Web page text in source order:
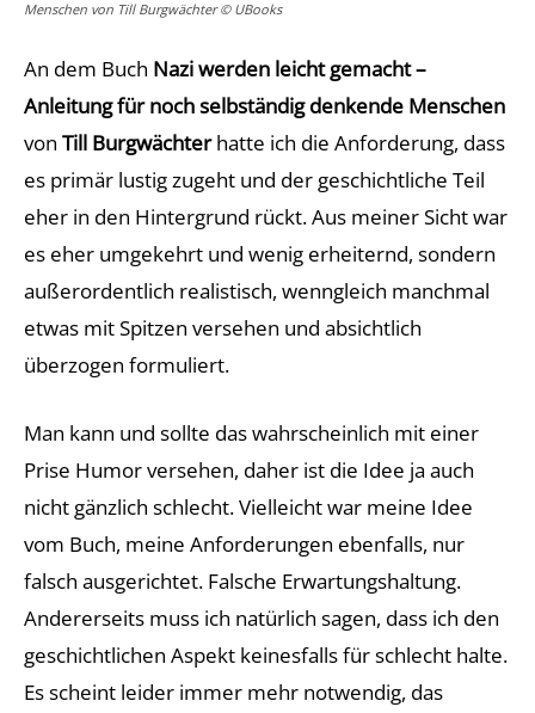
Menschen von Till Burgwächter © UBooks
An dem Buch Nazi werden leicht gemacht –
Anleitung für noch selbständig denkende Menschen
von Till Burgwächterhatte ich die Anforderung, dass
es primär lustig zugeht und der geschichtliche Teil
eher in den Hintergrund rückt. Aus meiner Sicht war
es eher umgekehrt und wenig erheiternd, sondern
außerordentlich realistisch, wenngleich manchmal
etwas mit Spitzen versehen und absichtlich
überzogen formuliert.
Man kann und sollte das wahrscheinlich mit einer
Prise Humor versehen, daher ist die Idee ja auch
nicht gänzlich schlecht. Vielleicht war meine Idee
vom Buch, meine Anforderungen ebenfalls, nur
falsch ausgerichtet. Falsche Erwartungshaltung.
Andererseits muss ich natürlich sagen, dass ich den
geschichtlichen Aspekt keinesfalls für schlecht halte.
Es scheint leider immer mehr notwendig, das